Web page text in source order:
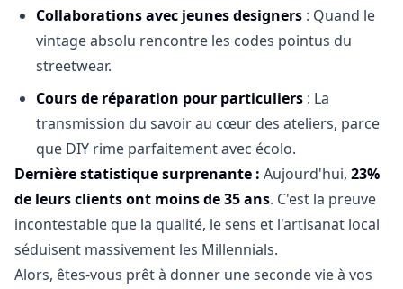
Collaborations avec jeunes designers : Quand le
vintage absolu rencontre les codes pointus du
streetwear.
Cours de réparation pour particuliers : La
transmission du savoir au cœur des ateliers, parce
que DIY rime parfaitement avec écolo.
Dernière statistique surprenante : Aujourd'hui, 23%
de leurs clients ont moins de 35 ans. C'est la preuve
incontestable que la qualité, le sens et l'artisanat local
séduisent massivement les Millennials.
Alors, êtes-vous prêt à donner une seconde vie à vos